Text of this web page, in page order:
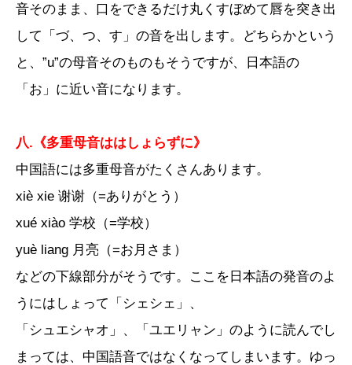
音そのまま、口をできるだけ丸くすぼめて唇を突き出
して「づ、つ、す」の音を出します。どちらかという
と、”u”の母音そのものもそうですが、日本語の
「お」に近い音になります。
八.《多重母音ははしょらずに》
中国語には多重母音がたくさんあります。
xiè xie 谢谢（=ありがとう）
xué xiào 学校（=学校）
yuè liang 月亮（=お月さま）
などの下線部分がそうです。ここを日本語の発音のよ
うにはしょって「シェシェ」、
「シュエシャオ」、「ユエリャン」のように読んでし
まっては、中国語音ではなくなってしまいます。ゆっ